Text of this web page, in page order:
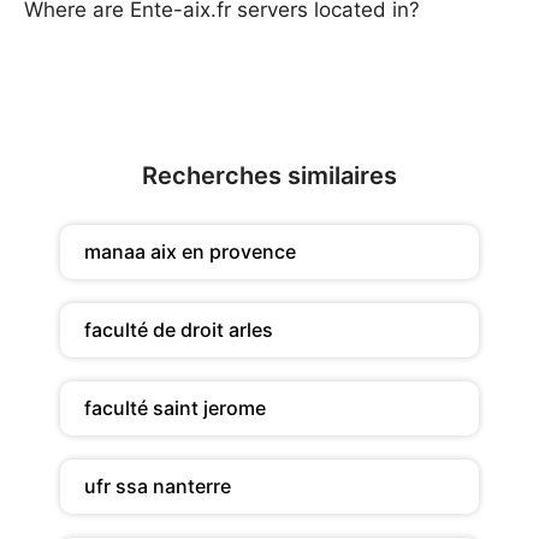
Where are Ente-aix.fr servers located in?
Recherches similaires
manaa aix en provence
faculté de droit arles
faculté saint jerome
ufr ssa nanterre